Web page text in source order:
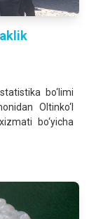
bo‘limi
Oltinko‘l
bo‘yicha